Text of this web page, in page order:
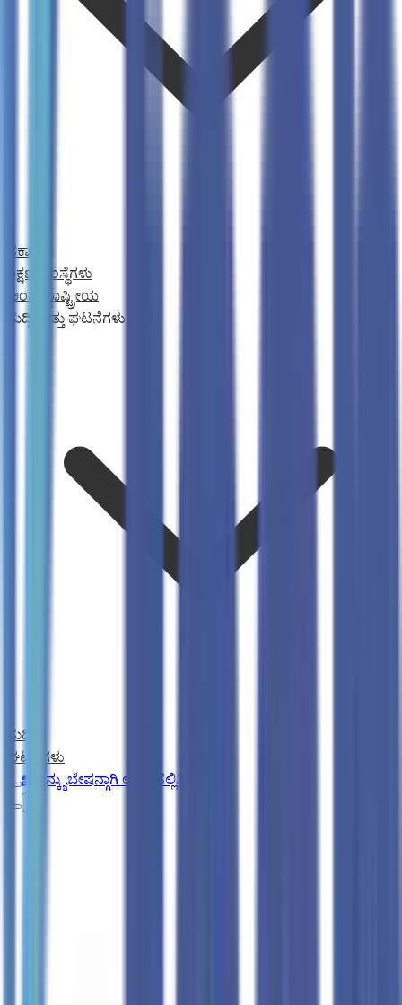
ಸರ್ಕಾರ
ಶಿಕ್ಷಣ ಸಂಸ್ಥೆಗಳು
ಅಂತರರಾಷ್ಟ್ರೀಯ
ಸುದ್ದಿ ಮತ್ತು ಘಟನೆಗಳು
ಸುದ್ದಿ
ಘಟನೆಗಳು
ಇನ್ಕ್ಯುಬೇಷನ್ಗಾಗಿ ಅರ್ಜಿ ಸಲ್ಲಿಸಿ